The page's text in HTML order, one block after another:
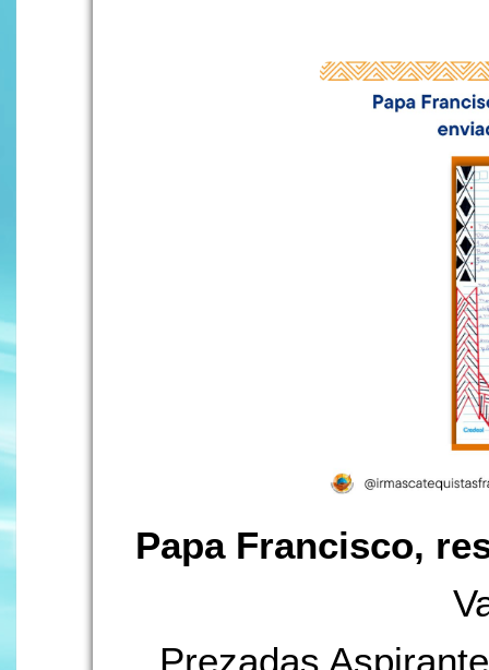
Papa Francisco,
Prezadas